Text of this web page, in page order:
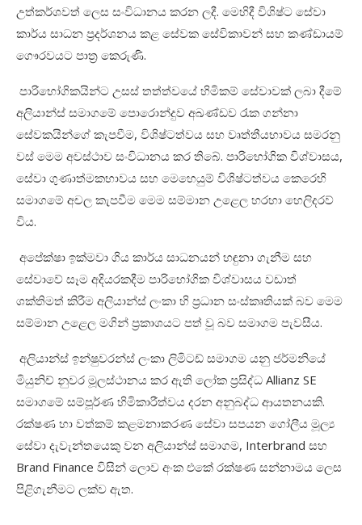
උත්කර්ශවත් ලෙස සංවිධානය කරන ලදී. මෙහිදී විශිෂ්ට සේවා
කාර්ය සාධන ප්‍රදර්ශනය කළ සේවක සේවිකාවන් සහ කණ්ඩායම්
ගෞරවයට පාත්‍ර කෙරුණි.
පාරිභෝගිකයින්ට උසස් තත්ත්වයේ හිමිකම් සේවාවක් ලබා දීමේ
අලියාන්ස් සමාගමේ පොරොන්දුව අඛණ්ඩව රැක ගන්නා
සේවකයින්ගේ කැපවීම, විශිෂ්ටත්වය සහ වෘත්තීයභාවය සමරනු
වස් මෙම අවස්ථාව සංවිධානය කර තිබේ. පාරිභෝගික විශ්වාසය,
සේවා ගුණාත්මකභාවය සහ මෙහෙයුම් විශිෂ්ටත්වය කෙරෙහි
සමාගමේ අචල කැපවීම මෙම සම්මාන උළෙල හරහා හෙලිදරව්
විය.
අපේක්ෂා ඉක්මවා ගිය කාර්ය සාධනයන් හඳුනා ගැනීම සහ
සේවාවේ සෑම අදියරකදීම පාරිභෝගික විශ්වාසය වඩාත්
ශක්තිමත් කිරීම අලියාන්ස් ලංකා හි ප්‍රධාන සංස්කෘතියක් බව මෙම
සම්මාන උළෙල මගින් ප්‍රකාශයට පත් වූ බව සමාගම පැවසීය.
අලියාන්ස් ඉන්ෂුවරන්ස් ලංකා ලිමිටඩ් සමාගම යනු ජර්මනියේ
මියුනිච් නුවර මූලස්ථානය කර ඇති ලෝක ප්‍රසිද්ධ Allianz SE
සමාගමේ සම්පූර්ණ හිමිකාරීත්වය දරන අනුබද්ධ ආයතනයකි.
රක්ෂණ හා වත්කම් කළමනාකරණ සේවා සපයන ගෝලීය මූල්‍ය
සේවා දැවැන්තයෙකු වන අලියාන්ස් සමාගම, Interbrand සහ
Brand Finance විසින් ලොව අංක එකේ රක්ෂණ සන්නාමය ලෙස
පිළිගැනීමට ලක්ව ඇත.